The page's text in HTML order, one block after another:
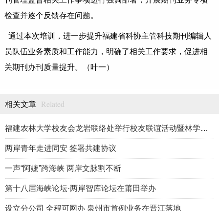
检查并逐个反馈存在问题。
通过本次培训，进一步提升福建省科协主管科技期刊编辑人
员队伍业务素质和工作能力，明确了相关工作要求，促进相
关期刊办刊质量提升。（叶一）
相关文章 Related
福建农林大学校友会龙岩联络处举行校友联谊活动暨林学、生物医药
两岸青年走进同安 签署共建协议
一声“阿嬷”跨海峡 两岸文脉割不断
第十八届海峡论坛·两岸智库论坛在莆田举办
设立分公司 全程可网办 泉州市首例业务在晋江落地